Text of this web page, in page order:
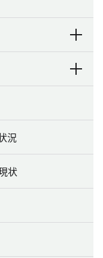
況
状